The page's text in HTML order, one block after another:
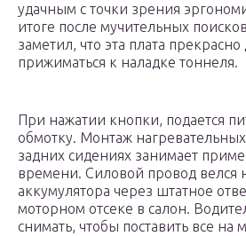
удачным с точки зрения
итоге после мучительных
заметил, что эта плата
прижиматься к наладке тоннеля.
При нажатии кнопки, подается
обмотку. Монтаж
задних сидениях занимает
времени. Силовой провод велся
аккумулятора через штатное
моторном отсеке в салон.
снимать, чтобы поставить все на